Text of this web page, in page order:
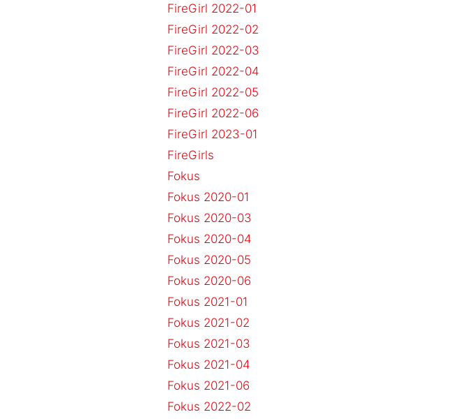
FireGirl 2022-01
FireGirl 2022-02
FireGirl 2022-03
FireGirl 2022-04
FireGirl 2022-05
FireGirl 2022-06
FireGirl 2023-01
FireGirls
Fokus
Fokus 2020-01
Fokus 2020-03
Fokus 2020-04
Fokus 2020-05
Fokus 2020-06
Fokus 2021-01
Fokus 2021-02
Fokus 2021-03
Fokus 2021-04
Fokus 2021-06
Fokus 2022-02